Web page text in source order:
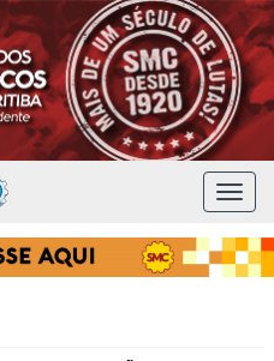
MENU